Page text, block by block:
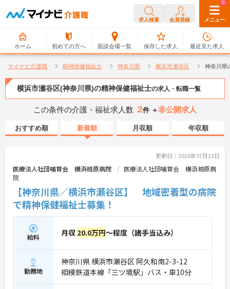
求人検索 会員登録 メニュー
ホーム 初めての方へ 面談会場一覧
0
保存した求人
0
最近見た求人
マイナビ介護職 精神保健福祉士 神奈川県 横浜市瀬谷区 神奈川県
横浜市瀬谷区(神奈川県)の精神保健福祉士の求人・転職一覧
この条件の介護・福祉求人数 2件 ＋非公開求人
おすすめ順 新着順 月収順 年収順
更新日：2026年07月13日
医療法人社団哺育会 横浜相原病院
医療法人社団哺育会 横浜相原病
院
【神奈川県／横浜市瀬谷区】 地域密着型の病院
で精神保健福祉士募集！
給料 月収 20.0万円～程度（諸手当込み）
勤務地
神奈川県 横浜市瀬谷区 阿久和南2-3-12
相模鉄道本線「三ツ境駅」バス・車10分